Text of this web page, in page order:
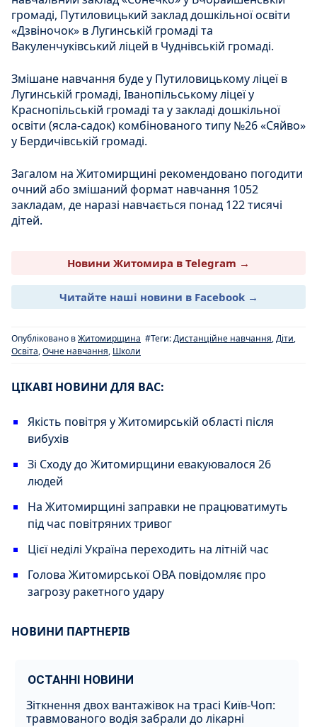
громаді, Путиловицький заклад дошкільної освіти
«Дзвіночок» в Лугинській громаді та
Вакуленчуківський ліцей в Чуднівській громаді.
Змішане навчання буде у Путиловицькому ліцеї в
Лугинській громаді, Іванопільському ліцеї у
Краснопільській громаді та у закладі дошкільної
освіти (ясла-садок) комбінованого типу №26 «Сяйво»
у Бердичівській громаді.
Загалом на Житомирщині рекомендовано погодити
очний або змішаний формат навчання 1052
закладам, де наразі навчається понад 122 тисячі
дітей.
Новини Житомира в Telegram →
Читайте наші новини в Facebook →
Опубліковано вЖитомирщина #Теги:Дистанційне навчання,Діти,
Освіта,Очне навчання, Школи
ЦІКАВІ НОВИНИ ДЛЯ ВАС:
Якість повітря у Житомирській області після
вибухів
Зі Сходу до Житомирщини евакуювалося 26
людей
На Житомирщині заправки не працюватимуть
під час повітряних тривог
Цієї неділі Україна переходить на літній час
Голова Житомирської ОВА повідомляє про
загрозу ракетного удару
НОВИНИ ПАРТНЕРІВ
ОСТАННІ НОВИНИ
Зіткнення двох вантажівок на трасі Київ-Чоп:
травмованого водія забрали до лікарні